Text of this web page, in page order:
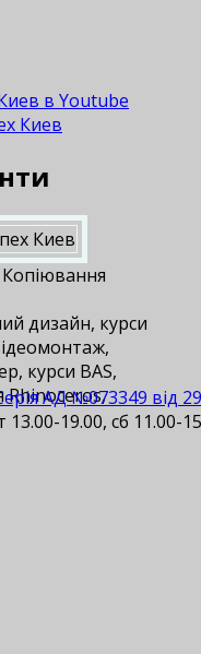
АД №073349 від
19.00, сб 11.00-
дизайн, курси
курси BAS,
Rhinoceros,